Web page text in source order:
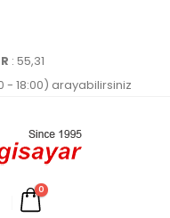
: 55,31
18:00) arayabilirsiniz
0